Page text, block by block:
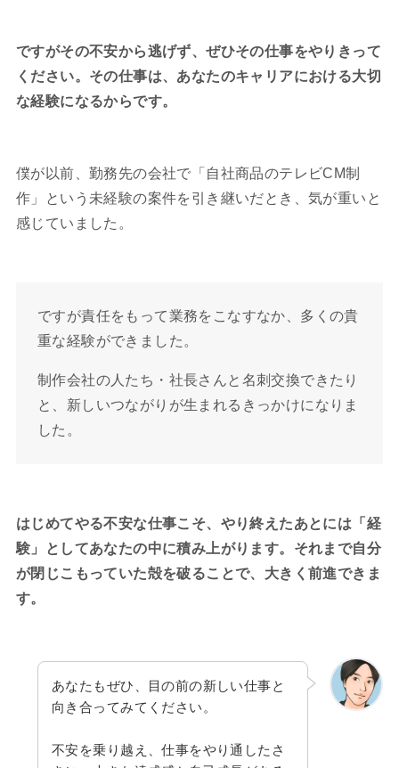
ですがその不安から逃げず、ぜひその仕事をやりきって
ください。その仕事は、あなたのキャリアにおける大切
な経験になるからです。
僕が以前、勤務先の会社で「自社商品のテレビCM制
作」という未経験の案件を引き継いだとき、気が重いと
感じていました。
ですが責任をもって業務をこなすなか、多くの貴
重な経験ができました。
制作会社の人たち・社長さんと名刺交換できたり
と、新しいつながりが生まれるきっかけになりま
した。
はじめてやる不安な仕事こそ、やり終えたあとには「経
験」としてあなたの中に積み上がります。それまで自分
が閉じこもっていた殻を破ることで、大きく前進できま
す。
あなたもぜひ、目の前の新しい仕事と
向き合ってみてください。
不安を乗り越え、仕事をやり通したさ